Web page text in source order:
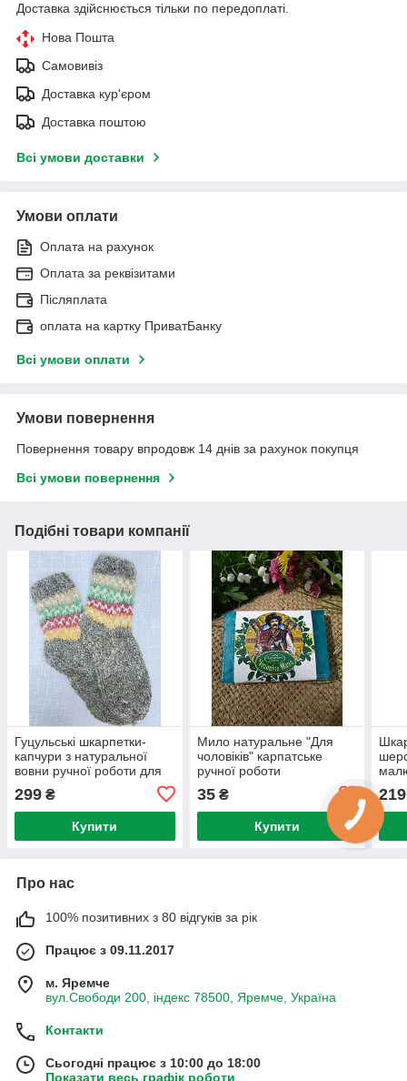
Доставка здійснюється тільки по передоплаті.
Нова Пошта
Самовивіз
Доставка кур'єром
Доставка поштою
Всі умови доставки
Умови оплати
Оплата на рахунок
Оплата за реквізитами
Післяплата
оплата на картку ПриватБанку
Всі умови оплати
Умови повернення
Повернення товару впродовж 14 днів за рахунок покупця
Всі умови повернення
Подібні товари компанії
Гуцульські шкарпетки-
капчури з натуральної
вовни ручної роботи для
299 ₴
Купити
Мило натуральне "Для
чоловіків" карпатське
ручної роботи
35₴
Купити
219
Про нас
100% позитивних з 80 відгуків за рік
Працює з 09.11.2017
м. Яремче
вул.Свободи 200, індекс 78500, Яремче, Україна
Контакти
Сьогодні працює з 10:00 до 18:00
Показати весь графік роботи